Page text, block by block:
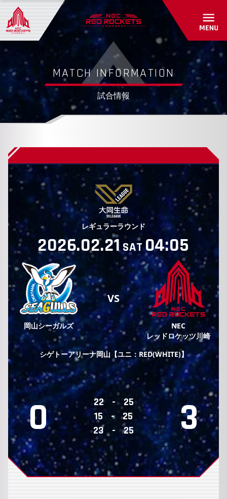
初めて観戦ガイド
アカデミー・スクール紹介/入会受付
パートナーシップ
パートナー一覧
パートナーシップのご案内
共創自動販売機
グッズショップ
RED ROCKETS GEAR STORE
お問い合わせ
よくあるご質問
お問い合わせ
MATCH INFORMATION
試合情報
レギュラーラウンド
2026.02.21SAT04:05
NEC
レッドロケッツ川崎
VS
岡山シーガルズ
シゲトーアリーナ岡山【ユニ：RED(WHITE)】
22 -
25
15
-
25
23
- 25
0 3